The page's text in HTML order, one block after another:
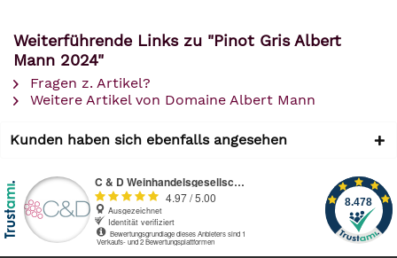
Weiterführende Links zu "Pinot Gris Albert
Mann 2024"
Fragen z. Artikel?
Weitere Artikel von Domaine Albert Mann
Kunden haben sich ebenfalls angesehen